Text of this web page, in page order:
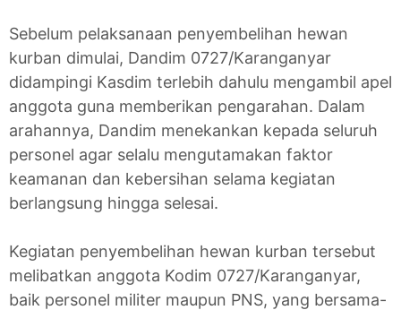
Sebelum pelaksanaan penyembelihan hewan
kurban dimulai, Dandim 0727/Karanganyar
didampingi Kasdim terlebih dahulu mengambil apel
anggota guna memberikan pengarahan. Dalam
arahannya, Dandim menekankan kepada seluruh
personel agar selalu mengutamakan faktor
keamanan dan kebersihan selama kegiatan
berlangsung hingga selesai.
Kegiatan penyembelihan hewan kurban tersebut
melibatkan anggota Kodim 0727/Karanganyar,
baik personel militer maupun PNS, yang bersama-